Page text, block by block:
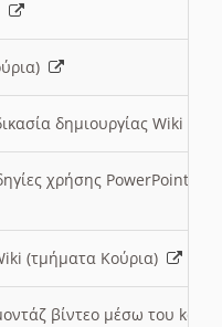
δημιουργίας Wiki
χρήσης PowerPoint
(τμήματα Κούρια)
βίντεο μέσω του